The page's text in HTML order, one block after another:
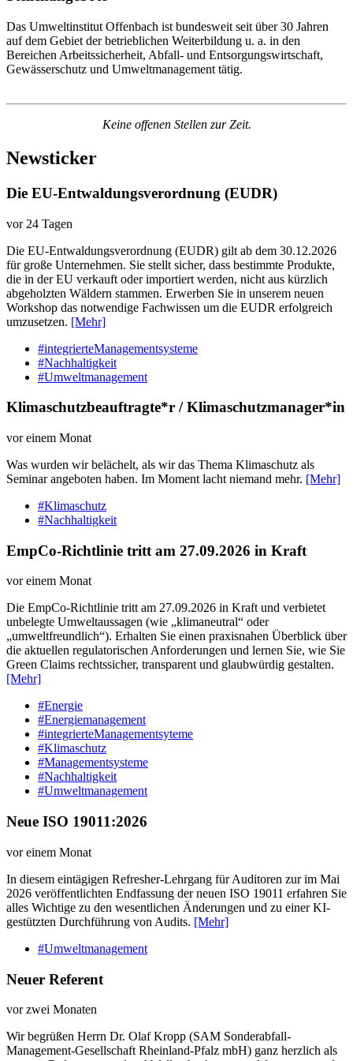
Das Umweltinstitut Offenbach ist bundesweit seit über 30 Jahren
auf dem Gebiet der betrieblichen Weiterbildung u. a. in den
Bereichen Arbeitssicherheit, Abfall- und Entsorgungswirtschaft,
Gewässerschutz und Umweltmanagement tätig.
Keine offenen Stellen zur Zeit.
Newsticker
Die EU-Entwaldungsverordnung (EUDR)
vor 24 Tagen
Die EU-Entwaldungsverordnung (EUDR) gilt ab dem 30.12.2026
für große Unternehmen. Sie stellt sicher, dass bestimmte Produkte,
die in der EU verkauft oder importiert werden, nicht aus kürzlich
abgeholzten Wäldern stammen. Erwerben Sie in unserem neuen
Workshop das notwendige Fachwissen um die EUDR erfolgreich
umzusetzen. [Mehr]
#integrierteManagementsysteme
#Nachhaltigkeit
#Umweltmanagement
Klimaschutzbeauftragte*r / Klimaschutzmanager*in
vor einem Monat
Was wurden wir belächelt, als wir das Thema Klimaschutz als
Seminar angeboten haben. Im Moment lacht niemand mehr. [Mehr]
#Klimaschutz
#Nachhaltigkeit
EmpCo-Richtlinie tritt am 27.09.2026 in Kraft
vor einem Monat
Die EmpCo-Richtlinie tritt am 27.09.2026 in Kraft und verbietet
unbelegte Umweltaussagen (wie „klimaneutral“ oder
„umweltfreundlich“). Erhalten Sie einen praxisnahen Überblick über
die aktuellen regulatorischen Anforderungen und lernen Sie, wie Sie
Green Claims rechtssicher, transparent und glaubwürdig gestalten.
[Mehr]
#Energie
#Energiemanagement
#integrierteManagementsyteme
#Klimaschutz
#Managementsysteme
#Nachhaltigkeit
#Umweltmanagement
Neue ISO 19011:2026
vor einem Monat
In diesem eintägigen Refresher-Lehrgang für Auditoren zur im Mai
2026 veröffentlichten Endfassung der neuen ISO 19011 erfahren Sie
alles Wichtige zu den wesentlichen Änderungen und zu einer KI-
gestützten Durchführung von Audits. [Mehr]
#Umweltmanagement
Neuer Referent
vor zwei Monaten
Wir begrüßen Herrn Dr. Olaf Kropp (SAM Sonderabfall-
Management-Gesellschaft Rheinland-Pfalz mbH) ganz herzlich als